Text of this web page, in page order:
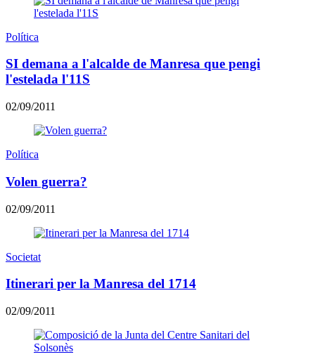
Política
SI demana a l'alcalde de Manresa que pengi
l'estelada l'11S
02/09/2011
Política
Volen guerra?
02/09/2011
Societat
Itinerari per la Manresa del 1714
02/09/2011